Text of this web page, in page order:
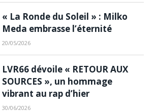
« La Ronde du Soleil » : Milko
Meda embrasse l’éternité
20/05/2026
LVR66 dévoile « RETOUR AUX
SOURCES », un hommage
vibrant au rap d’hier
30/06/2026